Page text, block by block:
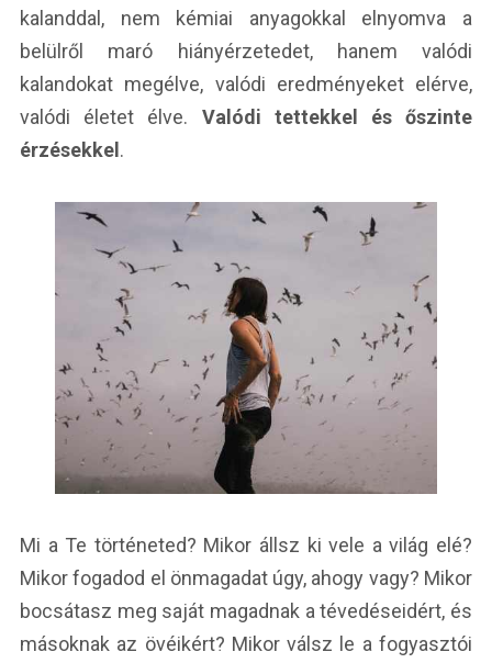
kalanddal, nem kémiai anyagokkal elnyomva a
belülről maró hiányérzetedet, hanem valódi
kalandokat megélve, valódi eredményeket elérve,
valódi életet élve. Valódi tettekkel és őszinte
érzésekkel .
Mi a Te történeted? Mikor állsz ki vele a világ elé?
Mikor fogadod el önmagadat úgy, ahogy vagy? Mikor
bocsátasz meg saját magadnak a tévedéseidért, és
másoknak az övéikért? Mikor válsz le a fogyasztói